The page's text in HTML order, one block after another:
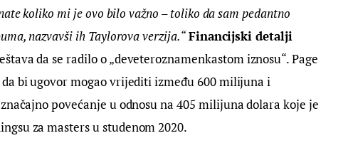
koliko mi je ovo bilo važno – toliko da sam pedantno
nazvavši ih Taylorova verzija.“Financijski detalji
da se radilo o „deveteroznamenkastom iznosu“. Page
bi ugovor mogao vrijediti između 600 milijuna i
povećanje u odnosu na 405 milijuna dolara koje je
za masters u studenom 2020.